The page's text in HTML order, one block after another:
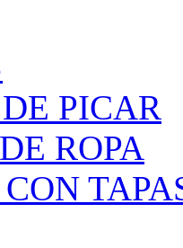
PICAR
ROPA